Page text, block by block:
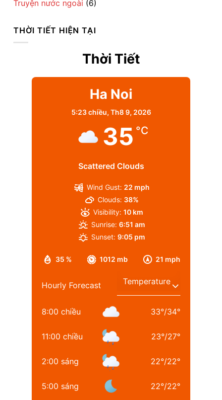
Truyện nước ngoài (6)
THỜI TIẾT HIỆN TẠI
Thời Tiết
Ha Noi
5:23 chiều, Th8 9, 2026
35 °C
Scattered Clouds
35 % 1012 mb 21 mph
Wind Gust: 22 mph
Clouds: 38%
Visibility: 10 km
Sunrise: 6:51 am
Sunset: 9:05 pm
Hourly Forecast
8:00 chiều 33°/34°
11:00 chiều 23°/27°
2:00 sáng 22°/22°
5:00 sáng 22°/22°